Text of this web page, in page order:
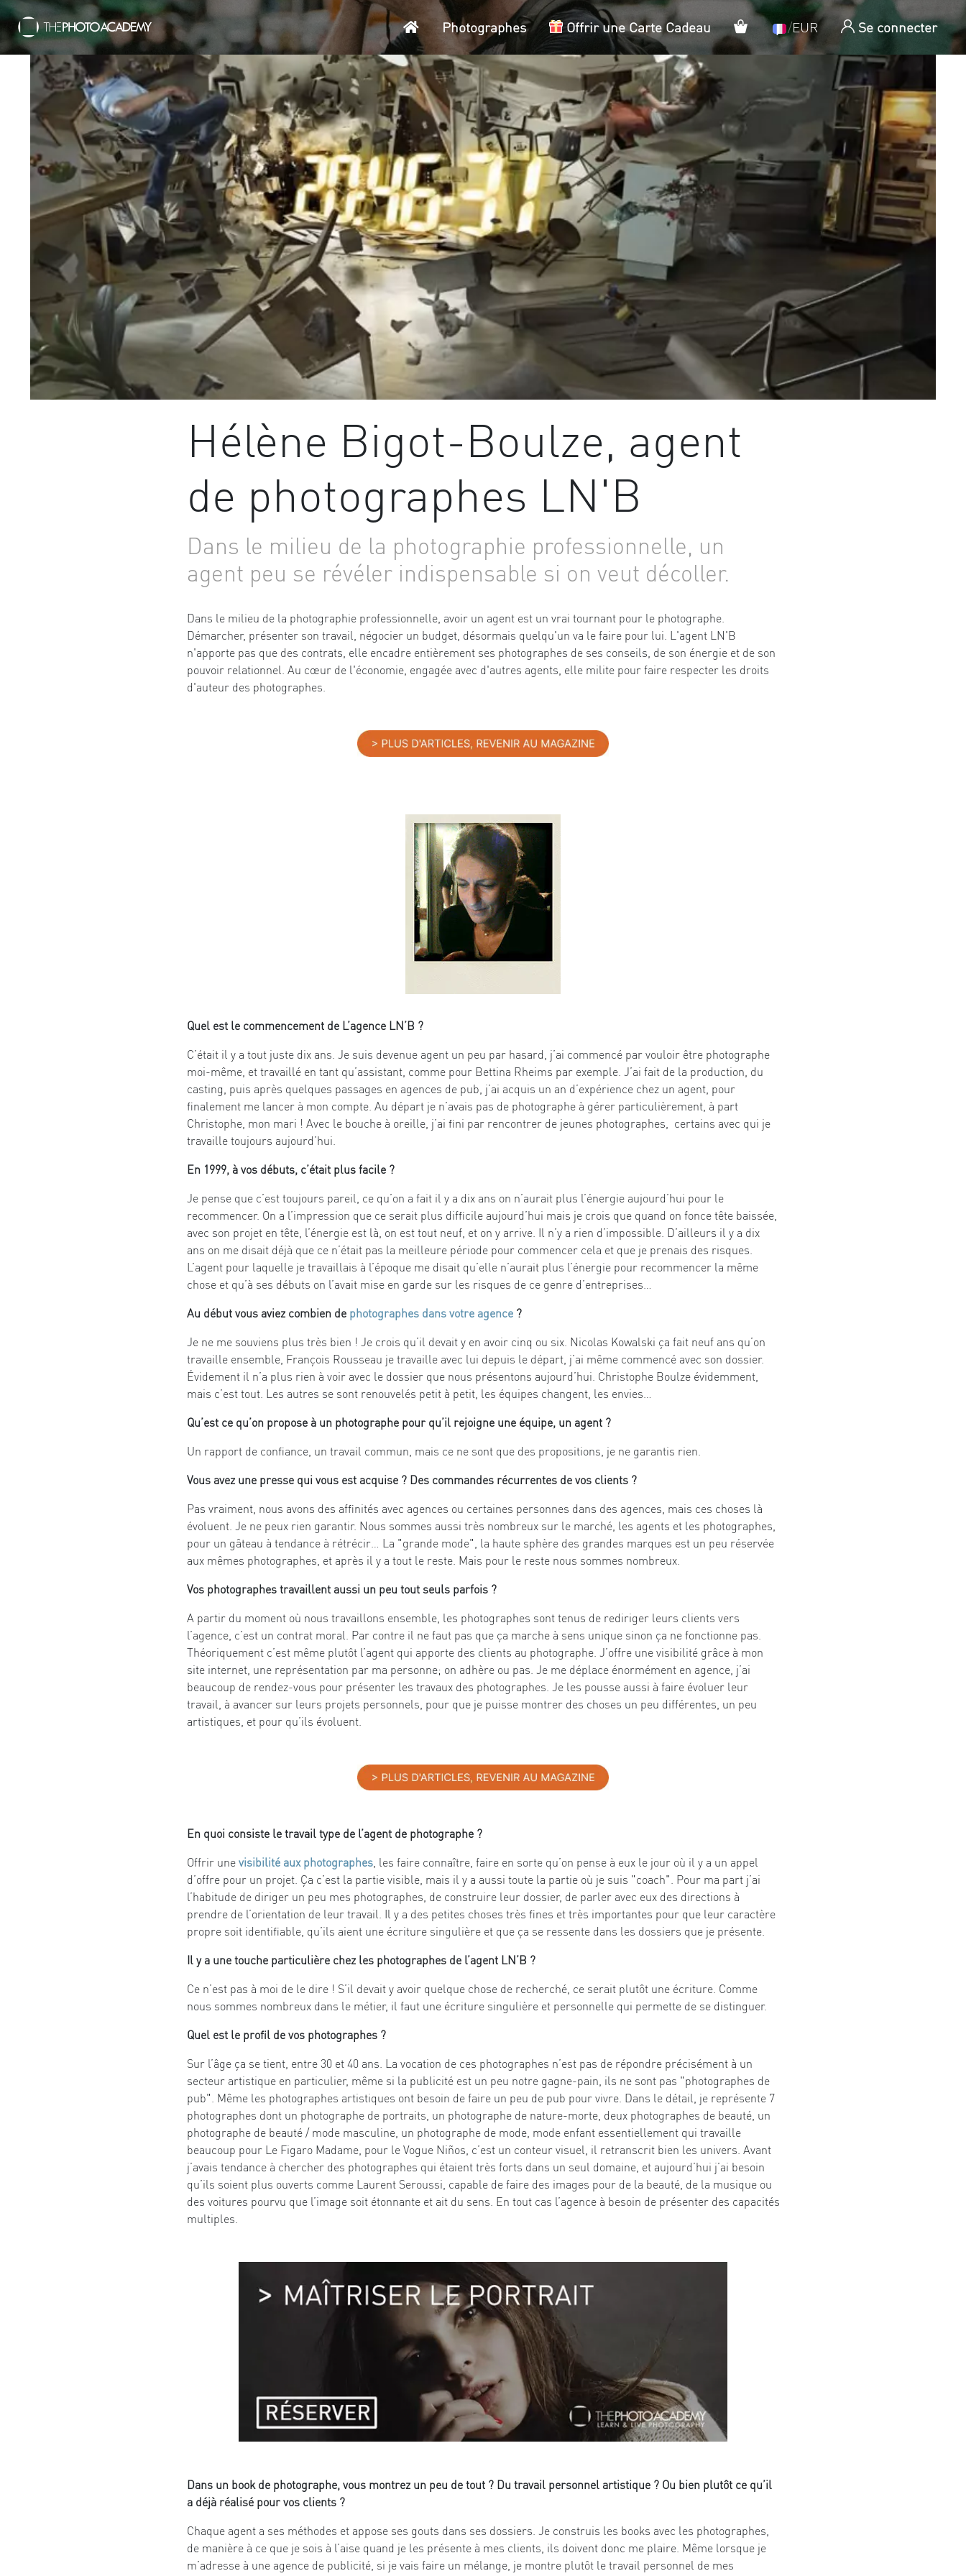
AccueilPhotographes Offrir une Carte Cadeau Panier/EUR Se connecter
Hélène Bigot-Boulze, agent
de photographes LN'B
Dans le milieu de la photographie professionnelle, un
agent peu se révéler indispensable si on veut décoller.
Dans le milieu de la photographie professionnelle, avoir un agent est un vrai tournant pour le photographe.
Démarcher, présenter son travail, négocier un budget, désormais quelqu'un va le faire pour lui. L'agent LN'B
n'apporte pas que des contrats, elle encadre entièrement ses photographes de ses conseils, de son énergie et de son
pouvoir relationnel. Au cœur de l'économie, engagée avec d'autres agents, elle milite pour faire respecter les droits
d'auteur des photographes.
Quel est le commencement de L’agence LN’B ?
C’était il y a tout juste dix ans. Je suis devenue agent un peu par hasard, j’ai commencé par vouloir être photographe
moi-même, et travaillé en tant qu’assistant, comme pour Bettina Rheims par exemple. J’ai fait de la production, du
casting, puis après quelques passages en agences de pub, j’ai acquis un an d’expérience chez un agent, pour
finalement me lancer à mon compte. Au départ je n’avais pas de photographe à gérer particulièrement, à part
Christophe, mon mari ! Avec le bouche à oreille, j’ai fini par rencontrer de jeunes photographes, certains avec qui je
travaille toujours aujourd’hui.
En 1999, à vos débuts, c’était plus facile ?
Je pense que c’est toujours pareil, ce qu’on a fait il y a dix ans on n’aurait plus l’énergie aujourd’hui pour le
recommencer. On a l’impression que ce serait plus difficile aujourd’hui mais je crois que quand on fonce tête baissée,
avec son projet en tête, l’énergie est là, on est tout neuf, et on y arrive. Il n’y a rien d’impossible. D’ailleurs il y a dix
ans on me disait déjà que ce n’était pas la meilleure période pour commencer cela et que je prenais des risques.
L’agent pour laquelle je travaillais à l’époque me disait qu’elle n’aurait plus l’énergie pour recommencer la même
chose et qu’à ses débuts on l’avait mise en garde sur les risques de ce genre d’entreprises…
Au début vous aviez combien de photographes dans votre agence?
Je ne me souviens plus très bien ! Je crois qu’il devait y en avoir cinq ou six. Nicolas Kowalski ça fait neuf ans qu’on
travaille ensemble, François Rousseau je travaille avec lui depuis le départ, j’ai même commencé avec son dossier.
Évidement il n’a plus rien à voir avec le dossier que nous présentons aujourd’hui. Christophe Boulze évidemment,
mais c’est tout. Les autres se sont renouvelés petit à petit, les équipes changent, les envies…
Qu’est ce qu’on propose à un photographe pour qu’il rejoigne une équipe, un agent ?
Un rapport de confiance, un travail commun, mais ce ne sont que des propositions, je ne garantis rien.
Vous avez une presse qui vous est acquise ? Des commandes récurrentes de vos clients ?
Pas vraiment, nous avons des affinités avec agences ou certaines personnes dans des agences, mais ces choses là
évoluent. Je ne peux rien garantir. Nous sommes aussi très nombreux sur le marché, les agents et les photographes,
pour un gâteau à tendance à rétrécir… La "grande mode", la haute sphère des grandes marques est un peu réservée
aux mêmes photographes, et après il y a tout le reste. Mais pour le reste nous sommes nombreux.
Vos photographes travaillent aussi un peu tout seuls parfois ?
A partir du moment où nous travaillons ensemble, les photographes sont tenus de rediriger leurs clients vers
l’agence, c’est un contrat moral. Par contre il ne faut pas que ça marche à sens unique sinon ça ne fonctionne pas.
Théoriquement c’est même plutôt l’agent qui apporte des clients au photographe. J’offre une visibilité grâce à mon
site internet, une représentation par ma personne; on adhère ou pas. Je me déplace énormément en agence, j’ai
beaucoup de rendez-vous pour présenter les travaux des photographes. Je les pousse aussi à faire évoluer leur
travail, à avancer sur leurs projets personnels, pour que je puisse montrer des choses un peu différentes, un peu
artistiques, et pour qu’ils évoluent.
En quoi consiste le travail type de l’agent de photographe ?
Offrir unevisibilité aux photographes, les faire connaître, faire en sorte qu’on pense à eux le jour où il y a un appel
d’offre pour un projet. Ça c’est la partie visible, mais il y a aussi toute la partie où je suis "coach". Pour ma part j’ai
l’habitude de diriger un peu mes photographes, de construire leur dossier, de parler avec eux des directions à
prendre de l’orientation de leur travail. Il y a des petites choses très fines et très importantes pour que leur caractère
propre soit identifiable, qu’ils aient une écriture singulière et que ça se ressente dans les dossiers que je présente.
Il y a une touche particulière chez les photographes de l’agent LN’B ?
Ce n’est pas à moi de le dire ! S’il devait y avoir quelque chose de recherché, ce serait plutôt une écriture. Comme
nous sommes nombreux dans le métier, il faut une écriture singulière et personnelle qui permette de se distinguer.
Quel est le profil de vos photographes ?
Sur l’âge ça se tient, entre 30 et 40 ans. La vocation de ces photographes n’est pas de répondre précisément à un
secteur artistique en particulier, même si la publicité est un peu notre gagne-pain, ils ne sont pas "photographes de
pub". Même les photographes artistiques ont besoin de faire un peu de pub pour vivre. Dans le détail, je représente 7
photographes dont un photographe de portraits, un photographe de nature-morte, deux photographes de beauté, un
photographe de beauté / mode masculine, un photographe de mode, mode enfant essentiellement qui travaille
beaucoup pour Le Figaro Madame, pour le Vogue Niños, c’est un conteur visuel, il retranscrit bien les univers. Avant
j’avais tendance à chercher des photographes qui étaient très forts dans un seul domaine, et aujourd’hui j’ai besoin
qu’ils soient plus ouverts comme Laurent Seroussi, capable de faire des images pour de la beauté, de la musique ou
des voitures pourvu que l’image soit étonnante et ait du sens. En tout cas l’agence à besoin de présenter des capacités
multiples.
Dans un book de photographe, vous montrez un peu de tout ? Du travail personnel artistique ? Ou bien plutôt ce qu’il
a déjà réalisé pour vos clients ?
Chaque agent a ses méthodes et appose ses gouts dans ses dossiers. Je construis les books avec les photographes,
de manière à ce que je sois à l’aise quand je les présente à mes clients, ils doivent donc me plaire. Même lorsque je
m’adresse à une agence de publicité, si je vais faire un mélange, je montre plutôt le travail personnel de mes